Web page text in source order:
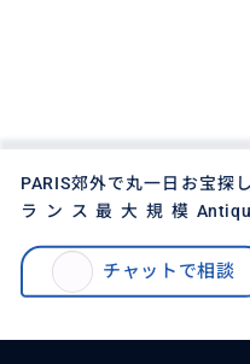
PARIS郊外で丸一日お宝探
ランス最大規模
市)◆2026年9/25〜10/4まで
日間限定・アンティーク
チャットで相談
PARIS郊外でお宝探し◆フラン
ク蚤の市)◆2026年9/25〜10/4ま